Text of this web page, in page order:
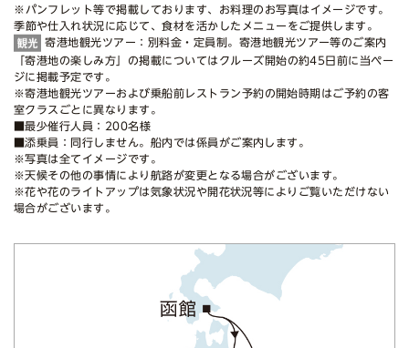
※パンフレット等で掲載しております、お料理のお写真はイメージです。
季節や仕入れ状況に応じて、食材を活かしたメニューをご提供します。
寄港地観光ツアー：別料金・定員制。寄港地観光ツアー等のご案内
「寄港地の楽しみ方」の掲載についてはクルーズ開始の約45日前に当ペー
ジに掲載予定です。
※寄港地観光ツアーおよび乗船前レストラン予約の開始時期はご予約の客
室クラスごとに異なります。
■最少催行人員：200名様
■添乗員：同行しません。船内では係員がご案内します。
※写真は全てイメージです。
※天候その他の事情により航路が変更となる場合がございます。
※花や花のライトアップは気象状況や開花状況等によりご覧いただけない
場合がございます。